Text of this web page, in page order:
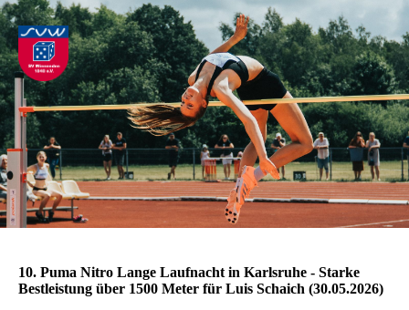
10. Puma Nitro Lange Laufnacht in Karlsruhe - Starke
Bestleistung über 1500 Meter für Luis Schaich (30.05.2026)